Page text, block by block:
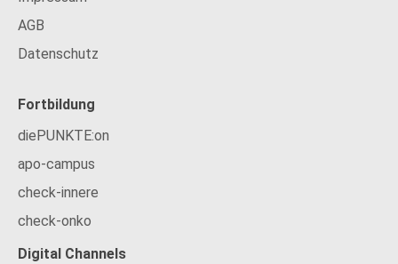
AGB
Datenschutz
Fortbildung
diePUNKTE:on
apo-campus
check-innere
check-onko
Digital Channels